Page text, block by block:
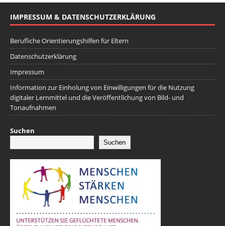
IMPRESSUM & DATENSCHUTZERKLÄRUNG
Berufliche Orientierungshilfen für Eltern
Datenschutzerklärung
Impressum
Information zur Einholung von Einwilligungen für die Nutzung
digitaler Lernmittel und die Veröffentlichung von Bild- und
Tonaufnahmen
Suchen
Suchen